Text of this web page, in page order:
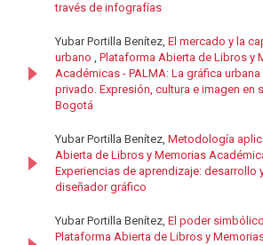
través de infografías
Yubar Portilla Benítez, El mercado y la
urbano , Plataforma Abierta de Libros y
Académicas - PALMA: La gráfica
privado. Expresión, cultura e imagen en
Bogotá
Yubar Portilla Benítez, Metodología
Abierta de Libros y Memorias
Experiencias de aprendizaje: desarrollo
diseñador gráfico
Yubar Portilla Benítez, El poder
Plataforma Abierta de Libros y